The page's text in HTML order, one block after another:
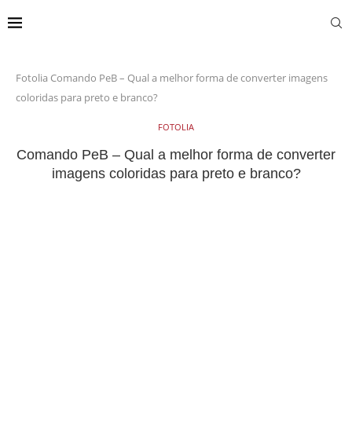
Fotolia Comando PeB – Qual a melhor forma de converter imagens
coloridas para preto e branco?
FOTOLIA
Comando PeB – Qual a melhor forma de converter
imagens coloridas para preto e branco?